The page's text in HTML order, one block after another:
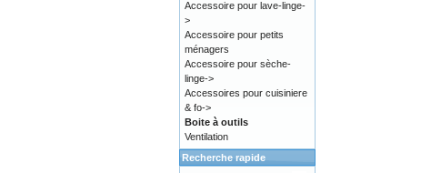
Accessoire pour lave-linge-
>
Accessoire pour petits
ménagers
Accessoire pour sèche-
linge->
Accessoires pour cuisiniere
& fo->
Boite à outils
Ventilation
Recherche rapide